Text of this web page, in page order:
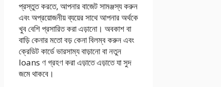
প্রস্তুত করতে, আপনার বাজেট সামঞ্জস্য করুন
এবং অপ্রয়োজনীয় ব্যয়ের সাথে আপনার অর্থকে
খুব বেশি প্রসারিত করা এড়ানো। অবকাশ বা
বাড়ি কেনার মতো বড় কেনা বিলম্ব করুন এবং
ক্রেডিট কার্ডে ভারসাম্য বাড়ানো বা নতুন
loans ণ গ্রহণ করা এড়াতে এড়াতে যা সুদ
জমে থাকবে।